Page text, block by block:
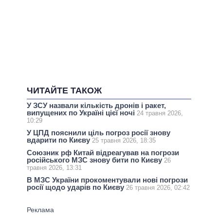
ЧИТАЙТЕ ТАКОЖ
У ЗСУ назвали кількість дронів і ракет,
випущених по Україні цієї ночі 24 травня 2026,
10:29
У ЦПД пояснили ціль погроз росії знову
вдарити по Києву 25 травня 2026, 18:35
Союзник рф Китай відреагував на погрози
російського МЗС знову бити по Києву 26
травня 2026, 13:31
В МЗС України прокоментували нові погрози
росії щодо ударів по Києву 26 травня 2026, 02:42